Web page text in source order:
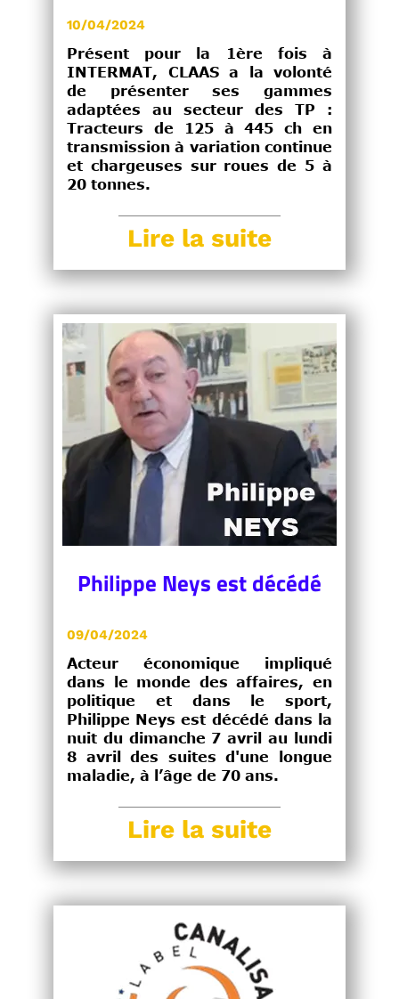
10/04/2024
Présent pour la 1ère fois à
INTERMAT, CLAAS a la volonté
de présenter ses gammes
adaptées au secteur des TP :
Tracteurs de 125 à 445 ch en
transmission à variation continue
et chargeuses sur roues de 5 à
20 tonnes.
Lire la suite
Philippe Neys est décédé
09/04/2024
Acteur économique impliqué
dans le monde des affaires, en
politique et dans le sport,
Philippe Neys est décédé dans la
nuit du dimanche 7 avril au lundi
8 avril des suites d'une longue
maladie, à l’âge de 70 ans.
Lire la suite